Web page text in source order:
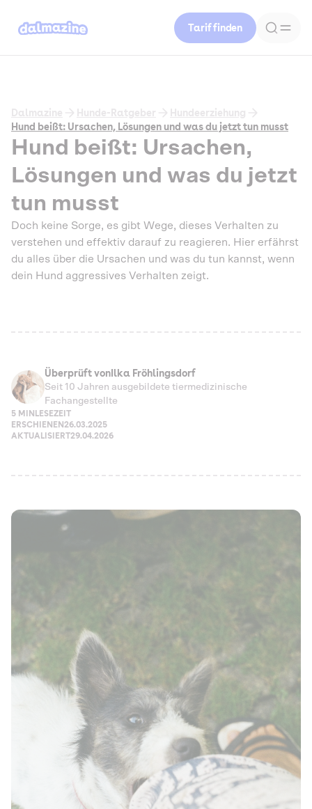
Tarif finden
Dalmazine Hunde-Ratgeber
Hundeerziehung
Hund beißt: Ursachen, Lösungen und was du jetzt tun musst
Hund beißt: Ursachen,
Lösungen und was du jetzt
tun musst
Doch keine Sorge, es gibt Wege, dieses Verhalten zu
verstehen und effektiv darauf zu reagieren. Hier erfährst
du alles über die Ursachen und was du tun kannst, wenn
dein Hund aggressives Verhalten zeigt.
Überprüft von Ilka Fröhlingsdorf
Seit 10 Jahren ausgebildete tiermedizinische
Fachangestellte
5 MIN LESEZEIT
ERSCHIENEN26.03.2025
AKTUALISIERT29.04.2026